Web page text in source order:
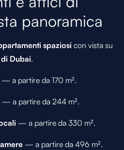
panoramica
spaziosicon vista su
Dubai.
— a partire da 170 m².
— a partire da 244 m².
— a partire da 330 m².
— a partire da 496 m².